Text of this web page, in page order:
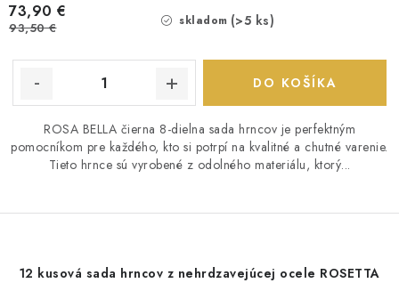
skladom (>5 ks)
73,90 €
93,50 €
DO KOŠÍKA
ROSA BELLA čierna 8-dielna sada hrncov je perfektným
pomocníkom pre každého, kto si potrpí na kvalitné a chutné varenie.
Tieto hrnce sú vyrobené z odolného materiálu, ktorý...
12 kusová sada hrncov z nehrdzavejúcej ocele ROSETTA